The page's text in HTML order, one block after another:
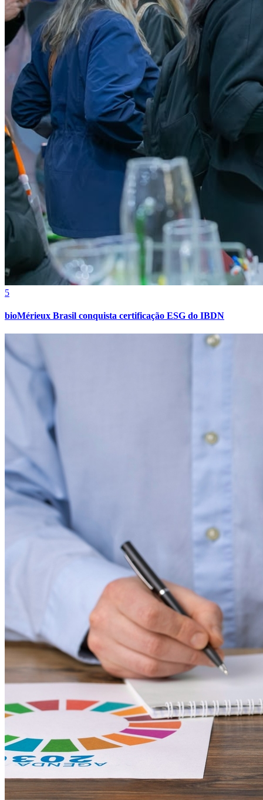
Cruzeiro
Fortaleza
5
bioMérieux Brasil conquista certificação ESG do IBDN